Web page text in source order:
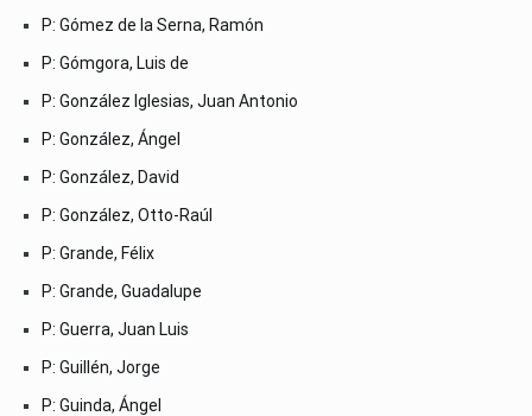
P: Gómez de la Serna, Ramón
P: Gómgora, Luis de
P: González Iglesias, Juan Antonio
P: González, Ángel
P: González, David
P: González, Otto-Raúl
P: Grande, Félix
P: Grande, Guadalupe
P: Guerra, Juan Luis
P: Guillén, Jorge
P: Guinda, Ángel